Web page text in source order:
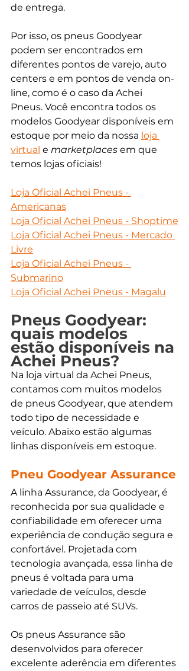
de entrega.
Por isso, os pneus Goodyear
podem ser encontrados em
diferentes pontos de varejo, auto
centers e em pontos de venda on-
line, como é o caso da Achei
Pneus. Você encontra todos os
modelos Goodyear disponíveis em
estoque por meio da nossa loja
virtual e marketplaces em que
temos lojas oficiais!
Loja Oficial Achei Pneus -
Americanas
Loja Oficial Achei Pneus - Shoptime
Loja Oficial Achei Pneus - Mercado
Livre
Loja Oficial Achei Pneus -
Submarino
Loja Oficial Achei Pneus - Magalu
Pneus Goodyear:
quais modelos
estão disponíveis na
Achei Pneus?
Na loja virtual da Achei Pneus,
contamos com muitos modelos
de pneus Goodyear, que atendem
todo tipo de necessidade e
veículo. Abaixo estão algumas
linhas disponíveis em estoque.
Pneu Goodyear Assurance
A linha Assurance, da Goodyear, é
reconhecida por sua qualidade e
confiabilidade em oferecer uma
experiência de condução segura e
confortável. Projetada com
tecnologia avançada, essa linha de
pneus é voltada para uma
variedade de veículos, desde
carros de passeio até SUVs.
Os pneus Assurance são
desenvolvidos para oferecer
excelente aderência em diferentes